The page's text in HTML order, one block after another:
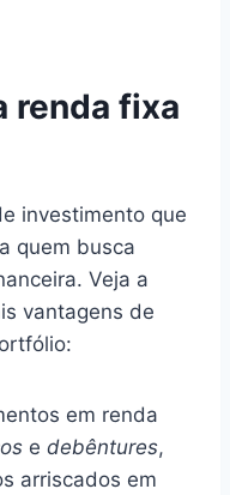
renda fixa
investimento que
quem busca
Veja a
vantagens de
em renda
e debêntures,
arriscados em